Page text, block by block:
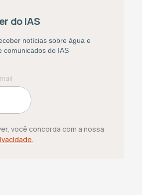
do IAS
notícias sobre água e
comunicados do IAS
você concorda com a nossa